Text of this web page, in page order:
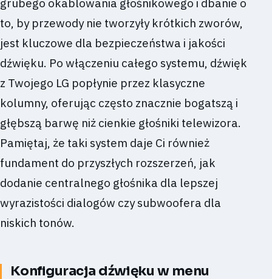
to, by przewody nie tworzyły krótkich zworów,
jest kluczowe dla bezpieczeństwa i jakości
dźwięku. Po włączeniu całego systemu, dźwięk
z Twojego LG popłynie przez klasyczne
kolumny, oferując często znacznie bogatszą i
głębszą barwę niż cienkie głośniki telewizora.
Pamiętaj, że taki system daje Ci również
fundament do przyszłych rozszerzeń, jak
dodanie centralnego głośnika dla lepszej
wyrazistości dialogów czy subwoofera dla
niskich tonów.
Konfiguracja dźwięku w menu